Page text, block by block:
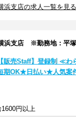
支店の求人一覧を見る
浜支店 ※勤務地：平
【販売Staff】登録制 ≪
期OK★日払い★人気案
1600円以上